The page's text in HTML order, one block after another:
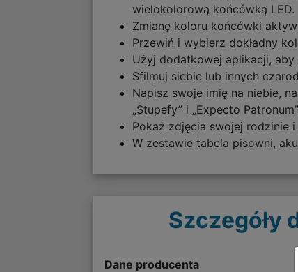
wielokolorową końcówką LED.
Zmianę koloru końcówki
Przewiń i wybierz dokładny
Użyj dodatkowej aplikacji,
Sfilmuj siebie lub innych
Napisz swoje imię na niebie,
„Stupefy” i „Expecto
Pokaż zdjęcia swojej rodzinie i
W zestawie tabela pisowni,
Szczegóły
Dane producenta